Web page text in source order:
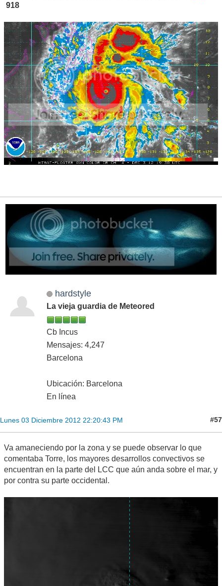
918
hardstyle
La vieja guardia de Meteored
Cb Incus
Mensajes: 4,247
Barcelona
Ubicación: Barcelona
En línea
Lunes 03 Diciembre 2012 22:20:43 PM #57
Va amaneciendo por la zona y se puede observar lo que
comentaba Torre, los mayores desarrollos convectivos se
encuentran en la parte del LCC que aún anda sobre el mar, y
por contra su parte occidental.